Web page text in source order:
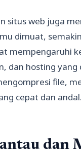
situs web juga
dimuat,
mempengaruhi
dan hosting
file,
cepat dan andal.
dan